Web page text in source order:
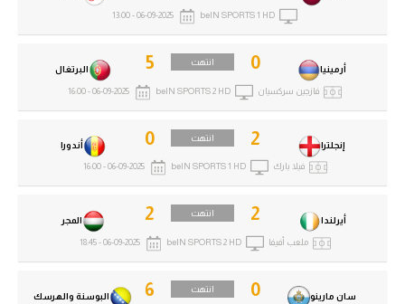
سان مارينو 0 انتهت
البوسنة والهرسك 6
أيرلندا 2 انتهت
المجر 2
ملعب أفيفا beIN SPORTS 2 HD
06-09-2025 - 18:45
إنجلترا 2 انتهت
أندورا 0
فيلا بارك beIN SPORTS 1 HD
06-09-2025 - 16:00
أرمينيا 0 انتهت
البرتغال 5
فازجين سركسيان beIN SPORTS 2 HD
06-09-2025 - 16:00
beIN SPORTS 1 HD
06-09-2025 - 13:00